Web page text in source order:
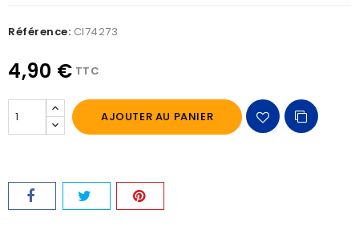
Référence: CI74273
4,90 € TTC
AJOUTER AU PANIER